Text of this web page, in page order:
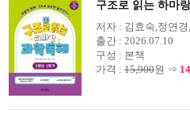
구조로 읽는 하마
저자 : 김효숙,정연
출간 : 2026.07.10
구성 : 본책
가격 : 15,900원 ⇒